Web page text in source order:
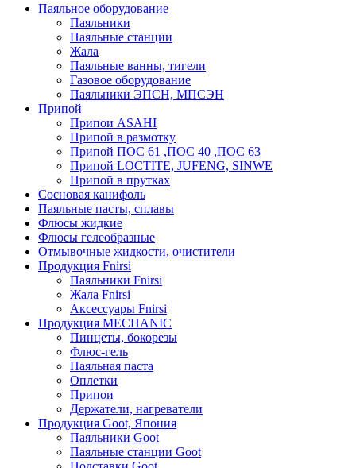
Паяльное оборудование
Паяльники
Паяльные станции
Жала
Паяльные ванны, тигели
Газовое оборудование
Паяльники ЭПСН, МПСЭН
Припой
Припои ASAHI
Припой в размотку
Припой ПОС 61 ,ПОС 40 ,ПОС 63
Припой LOCTITE, JUFENG, SINWE
Припой в прутках
Сосновая канифоль
Паяльные пасты, сплавы
Флюсы жидкие
Флюсы гелеобразные
Отмывочные жидкости, очистители
Продукция Fnirsi
Паяльники Fnirsi
Жала Fnirsi
Аксессуары Fnirsi
Продукция MECHANIC
Пинцеты, бокорезы
Флюс-гель
Паяльная паста
Оплетки
Припои
Держатели, нагреватели
Продукция Goot, Япония
Паяльники Goot
Паяльные станции Goot